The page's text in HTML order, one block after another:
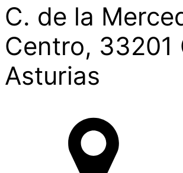
C. de la
Centro, 33201
Asturias